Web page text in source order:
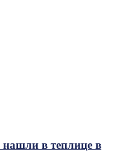
нашли в теплице в